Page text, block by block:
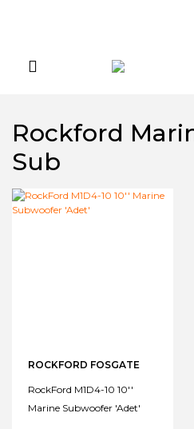
Rockford
Sub
ROCKFORD FOSGATE
RockFord M1D4-10 10''
Marine Subwoofer 'Adet'